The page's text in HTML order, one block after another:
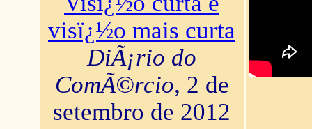
visï¿½o mais curta
DiÃ¡rio do
ComÃ©rcio, 2 de
setembro de 2012